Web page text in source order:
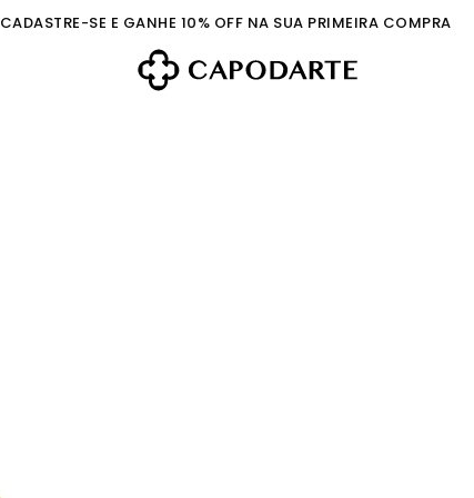
CADASTRE-SE E GANHE 10% OFF NA SUA PRIMEIRA COMPRA